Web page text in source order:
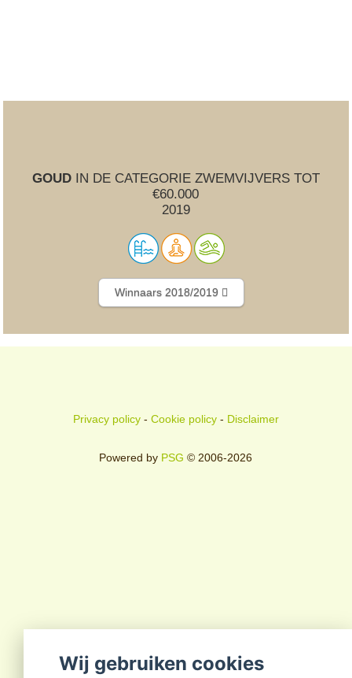
GOUDIN DE CATEGORIE ZWEMVIJVERS TOT
€60.000
2019
Winnaars 2018/2019
Privacy policy- Cookie policy- Disclaimer
Powered by PSG © 2006-2026
Wij gebruiken cookies